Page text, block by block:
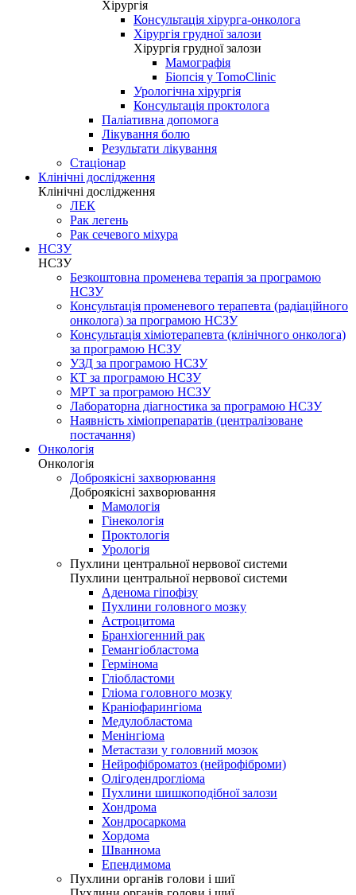
Хірургія
Консультація хірурга-онколога
Хірургія грудної залози
Хірургія грудної залози
Мамографія
Біопсія у TomoClinic
Урологічна хірургія
Консультація проктолога
Паліативна допомога
Лікування болю
Результати лікування
Стаціонар
Клінічні дослідження
Клінічні дослідження
ЛЕК
Рак легень
Рак сечевого міхура
НСЗУ
НСЗУ
Безкоштовна променева терапія за програмою
НСЗУ
Консультація променевого терапевта (радіаційного
онколога) за програмою НСЗУ
Консультація хіміотерапевта (клінічного онколога)
за програмою НСЗУ
УЗД за програмою НСЗУ
КТ за програмою НСЗУ
МРТ за програмою НСЗУ
Лабораторна діагностика за програмою НСЗУ
Наявність хіміопрепаратів (централізоване
постачання)
Онкологія
Онкологія
Доброякісні захворювання
Доброякісні захворювання
Мамологія
Гінекологія
Проктологія
Урологія
Пухлини центральної нервової системи
Пухлини центральної нервової системи
Аденома гіпофізу
Пухлини головного мозку
Астроцитома
Бранхіогенний рак
Гемангіобластома
Гермінома
Гліобластоми
Гліома головного мозку
Краніофарингіома
Медулобластома
Менінгіома
Метастази у головний мозок
Нейрофіброматоз (нейрофіброми)
Олігодендрогліома
Пухлини шишкоподібної залози
Хондрома
Хондросаркома
Хордома
Шваннома
Епендимома
Пухлини органів голови і шиї